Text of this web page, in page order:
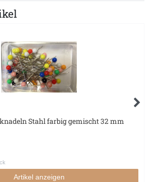
Stahl farbig gemischt 32 mm
Artikel anzeigen